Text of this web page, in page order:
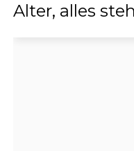
Alter, alles